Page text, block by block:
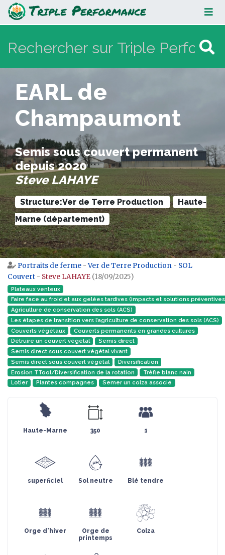
EARL de Champaumont
EARL de
Champaumont
Semis sous couvert permanent
depuis 2020
Steve LAHAYE
Structure:Ver de Terre Production
Haute-
Marne (département)
Aller à :navigation,rechercher
Portraits de ferme -Ver de Terre Production - SOL
Couvert - Steve LAHAYE (18/09/2025)
Plateaux venteux
Faire face au froid et aux gelées tardives (impacts et solutions
Agriculture de conservation des sols (ACS)
Les étapes de transition vers l’agriculture de conservation des sols (ACS)
Couverts végétaux
Couverts permanents en grandes cultures
Détruire un couvert végétal
Semis direct
Semis direct sous couvert végétal vivant
Semis direct sous couvert végétal
Diversification
Erosion TTool/Diversification de la rotation
Trèfle blanc nain
Lotier
Plantes compagnes Semer un colza associé
Haute-Marne 350 1
superficiel Sol neutre Blé tendre
Orge d'hiver
Orge de
printemps
Colza